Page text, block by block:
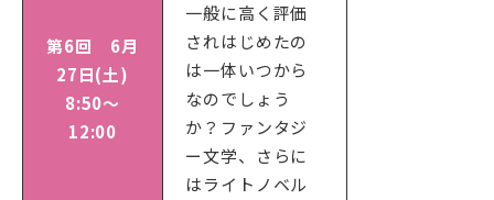
第6回 6月
27日(土)
8:50～
12:00
一般に高く評価
されはじめたの
は一体いつから
なのでしょう
か？ファンタジ
ー文学、さらに
はライトノベル